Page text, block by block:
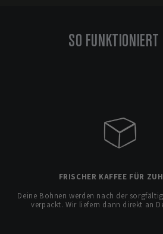
SO FUNKTIONIERT
FRISCHER KAFFEE FÜR
Deine Bohnen werden nach der
verpackt. Wir liefern dann direkt an